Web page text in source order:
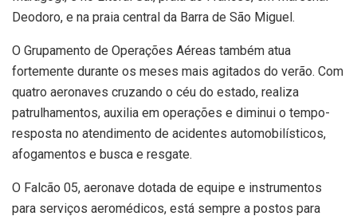
Deodoro, e na praia central da Barra de São Miguel.
O Grupamento de Operações Aéreas também atua
fortemente durante os meses mais agitados do verão. Com
quatro aeronaves cruzando o céu do estado, realiza
patrulhamentos, auxilia em operações e diminui o tempo-
resposta no atendimento de acidentes automobilísticos,
afogamentos e busca e resgate.
O Falcão 05, aeronave dotada de equipe e instrumentos
para serviços aeromédicos, está sempre a postos para